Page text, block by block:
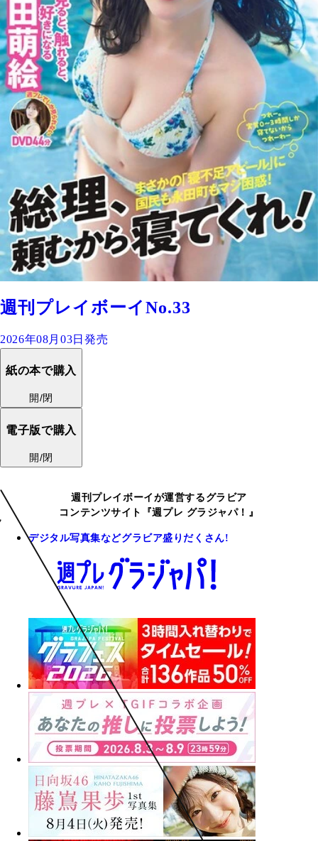
週刊プレイボーイNo.33
2026年08月03日発売
紙の本で購入
開/閉
電子版で購入
開/閉
週刊プレイボーイが運営するグラビア
コンテンツサイト『週プレ グラジャパ！』
デジタル写真集などグラビア盛りだくさん!